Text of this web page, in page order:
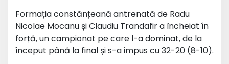
Formația constănțeană antrenată de Radu
Nicolae Mocanu și Claudiu Trandafir a încheiat în
forță, un campionat pe care l-a dominat, de la
început până la final și s-a impus cu 32-20 (8-10).